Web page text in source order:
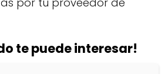
te puede interesar!